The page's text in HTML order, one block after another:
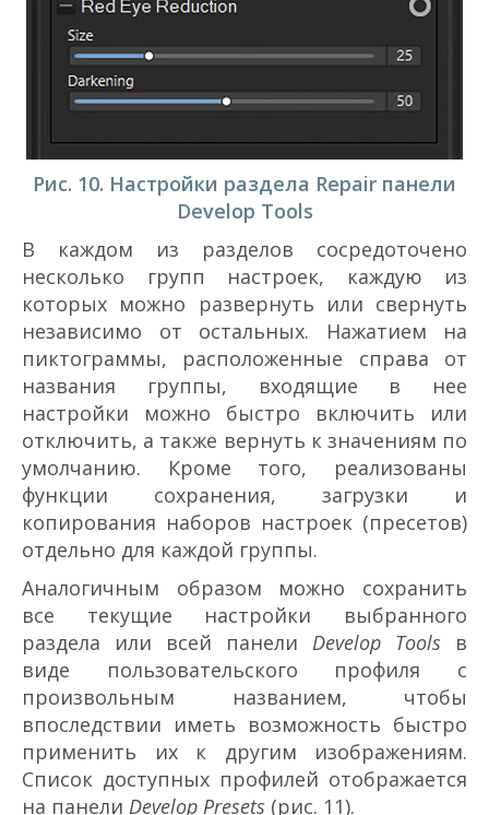
Рис. 10. Настройки раздела Repair панели
Develop Tools
В каждом из разделов сосредоточено
несколько групп настроек, каждую из
которых можно развернуть или свернуть
независимо от остальных. Нажатием на
пиктограммы, расположенные справа от
названия группы, входящие в нее
настройки можно быстро включить или
отключить, а также вернуть к значениям по
умолчанию. Кроме того, реализованы
функции сохранения, загрузки и
копирования наборов настроек (пресетов)
отдельно для каждой группы.
Аналогичным образом можно сохранить
все текущие настройки выбранного
раздела или всей панели Develop Tools в
виде пользовательского профиля с
произвольным названием, чтобы
впоследствии иметь возможность быстро
применить их к другим изображениям.
Список доступных профилей отображается
на панели Develop Presets (рис. 11).